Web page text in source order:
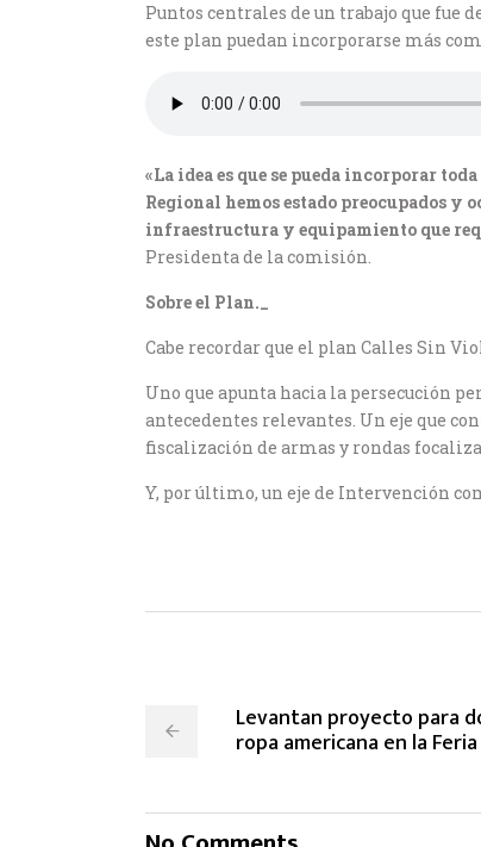
Puntos centrales de un trabajo que fue
este plan puedan incorporarse más
«La idea es que se pueda incorporar
Regional hemos estado preocupados y
infraestructura y equipamiento que
Presidenta de la comisión.
Sobre el Plan._
Cabe recordar que el plan Calles Sin
Uno que apunta hacia la persecución
antecedentes relevantes. Un eje que
fiscalización de armas y rondas
Y, por último, un eje de Intervención
Levantan proyecto para
ropa americana en la